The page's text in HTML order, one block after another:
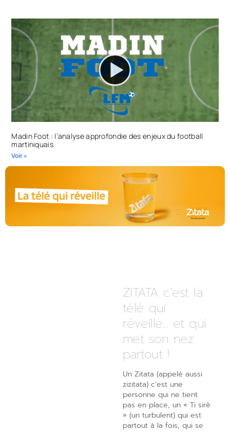
Madin Foot : l’analyse approfondie des enjeux du football
martiniquais
Voir »
ZITATA c’est la
télé qui
réveille... et qui
met son nez
partout !
Un Zitata (appelé aussi
zizitata) c’est une
personne qui ne tient
pas en place, un « Ti sirè
» (un turbulent) qui est
partout à la fois, qui se